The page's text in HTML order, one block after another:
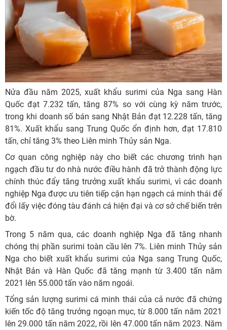
Nửa đầu năm 2025, xuất khẩu surimi của Nga sang Hàn
Quốc đạt 7.232 tấn, tăng 87% so với cùng kỳ năm trước,
trong khi doanh số bán sang Nhật Bản đạt 12.228 tấn, tăng
81%. Xuất khẩu sang Trung Quốc ổn định hơn, đạt 17.810
tấn, chỉ tăng 3% theo Liên minh Thủy sản Nga.
Cơ quan công nghiệp này cho biết các chương trình hạn
ngạch đầu tư do nhà nước điều hành đã trở thành động lực
chính thúc đẩy tăng trưởng xuất khẩu surimi, vì các doanh
nghiệp Nga được ưu tiên tiếp cận hạn ngạch cá minh thái để
đổi lấy việc đóng tàu đánh cá hiện đại và cơ sở chế biến trên
bờ.
Trong 5 năm qua, các doanh nghiệp Nga đã tăng nhanh
chóng thị phần surimi toàn cầu lên 7%. Liên minh Thủy sản
Nga cho biết xuất khẩu surimi của Nga sang Trung Quốc,
Nhật Bản và Hàn Quốc đã tăng mạnh từ 3.400 tấn năm
2021 lên 55.000 tấn vào năm ngoái.
Tổng sản lượng surimi cá minh thái của cả nước đã chứng
kiến ​​tốc độ tăng trưởng ngoạn mục, từ 8.000 tấn năm 2021
lên 29.000 tấn năm 2022, rồi lên 47.000 tấn năm 2023. Năm